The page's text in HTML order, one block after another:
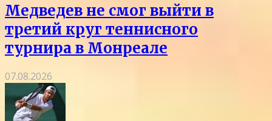
Медведев не смог выйти в
третий круг теннисного
турнира в Монреале
07.08.2026